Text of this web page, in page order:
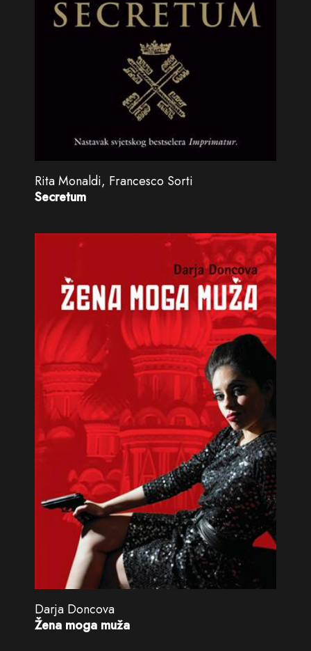
Rita Monaldi, Francesco Sorti
Secretum
Darja Doncova
Žena moga muža